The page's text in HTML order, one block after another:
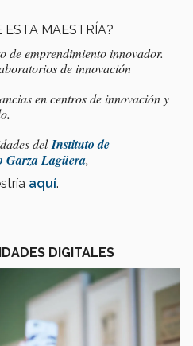
ESTA MAESTRÍA?
de emprendimiento innovador.
de innovación
en centros de innovación y
delInstituto de
Garza Lagüera,
aquí.
DIGITALES